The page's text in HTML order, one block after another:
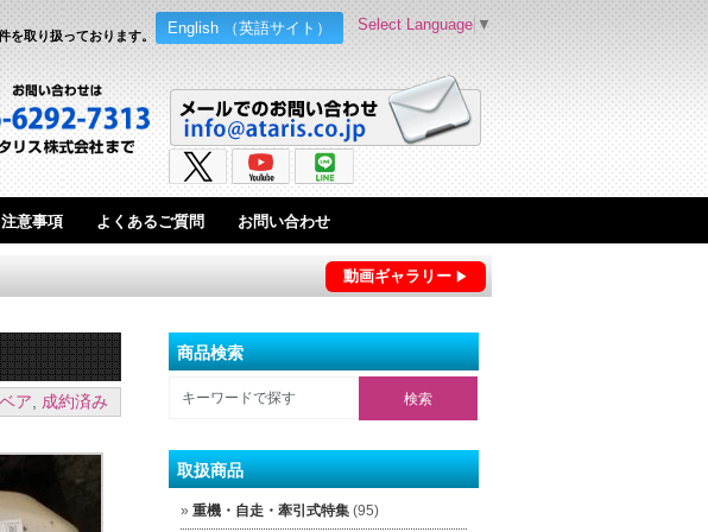
English （英語サイト）
を取り扱っております。
Select Language ▼
注意事項 よくあるご質問 お問い合わせ
動画ギャラリー
ア, 成約済み
商品検索
取扱商品
重機・自走・牽引式特集(95)